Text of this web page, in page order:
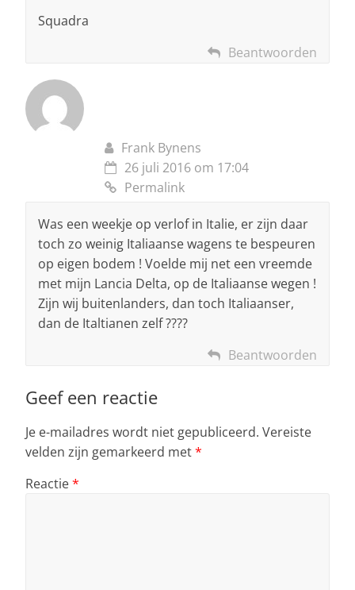
Squadra
Beantwoorden
Frank Bynens
26 juli 2016 om 17:04
Permalink
Was een weekje op verlof in Italie, er zijn daar
toch zo weinig Italiaanse wagens te bespeuren
op eigen bodem ! Voelde mij net een vreemde
met mijn Lancia Delta, op de Italiaanse wegen !
Zijn wij buitenlanders, dan toch Italiaanser,
dan de Italtianen zelf ????
Beantwoorden
Geef een reactie
Je e-mailadres wordt niet gepubliceerd. Vereiste
velden zijn gemarkeerd met*
Reactie*